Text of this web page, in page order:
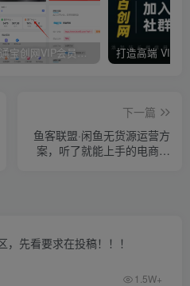
开通宝创网VIP会员，尊享全站资源免费下载，享70%的推广提成！！【限时五折优惠】
下一篇
鱼客联盟·闲鱼无货源运营方
案，听了就能上手的电商运
，先看要求在投稿！！！
1.5W+